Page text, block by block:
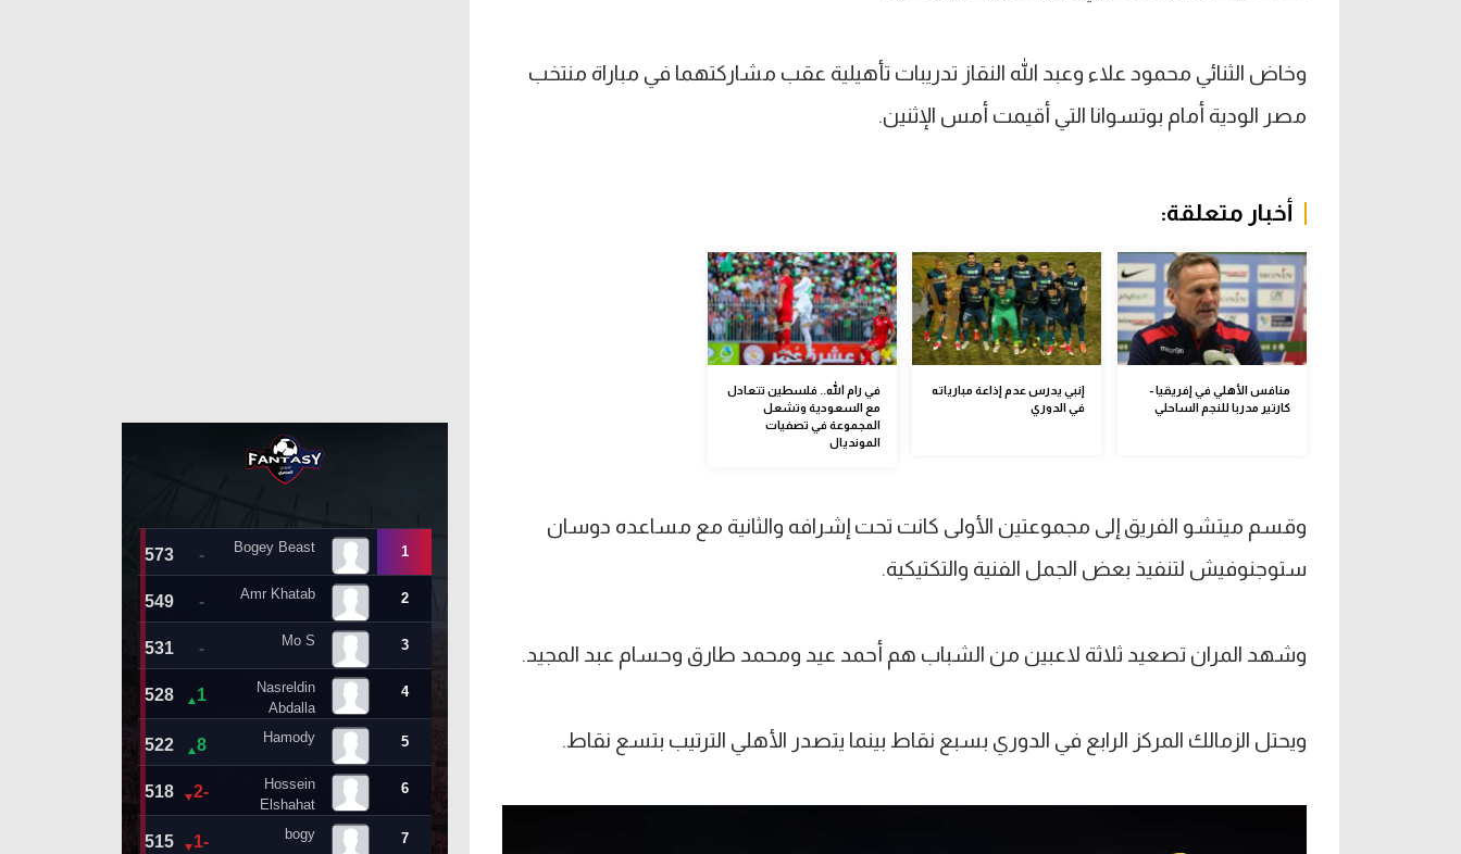
وخاض الثنائي محمود علاء وعبد الله النقاز تدريبات تأهيلية عقب مشاركتهما في مباراة منتخب
مصر الودية أمام بوتسوانا التي أقيمت أمس الإثنين.
أخبار متعلقة:
منافس الأهلي في إفريقيا -
كارتير مدربا للنجم الساحلي
إنبي يدرس عدم إذاعة مبارياته
في الدوري
في رام الله.. فلسطين تتعادل
مع السعودية وتشعل
المجموعة في تصفيات
المونديال
وقسم ميتشو الفريق إلى مجموعتين الأولى كانت تحت إشرافه والثانية مع مساعده دوسان
ستوجنوفيش لتنفيذ بعض الجمل الفنية والتكتيكية.
وشهد المران تصعيد ثلاثة لاعبين من الشباب هم أحمد عيد ومحمد طارق وحسام عبد المجيد.
ويحتل الزمالك المركز الرابع في الدوري بسبع نقاط بينما يتصدر الأهلي الترتيب بتسع نقاط.